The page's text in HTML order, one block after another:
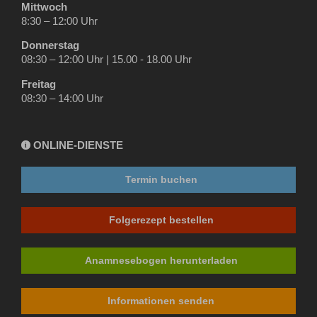
Mittwoch
8:30 – 12:00 Uhr
Donnerstag
08:30 – 12:00 Uhr | 15.00 - 18.00 Uhr
Freitag
08:30 – 14:00 Uhr
i ONLINE-DIENSTE
Termin buchen
Folgerezept bestellen
Anamnesebogen herunterladen
Informationen senden